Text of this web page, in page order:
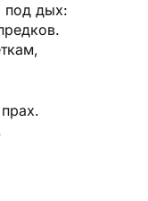
под дых: